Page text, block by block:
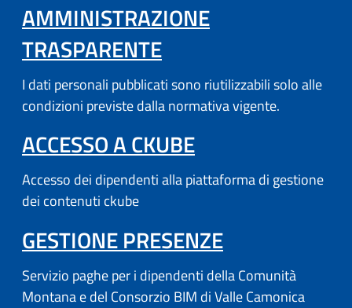
AMMINISTRAZIONE
TRASPARENTE
I dati personali pubblicati sono riutilizzabili solo alle
condizioni previste dalla normativa vigente.
ACCESSO A CKUBE(APRE IN
Accesso dei dipendenti alla piattaforma di gestione
dei contenuti ckube
GESTIONE PRESENZE(APRE IN
Servizio paghe per i dipendenti della Comunità
Montana e del Consorzio BIM di Valle Camonica